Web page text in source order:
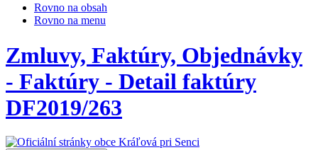
Rovno na obsah
Rovno na menu
Zmluvy, Faktúry, Objednávky
- Faktúry - Detail faktúry
DF2019/263